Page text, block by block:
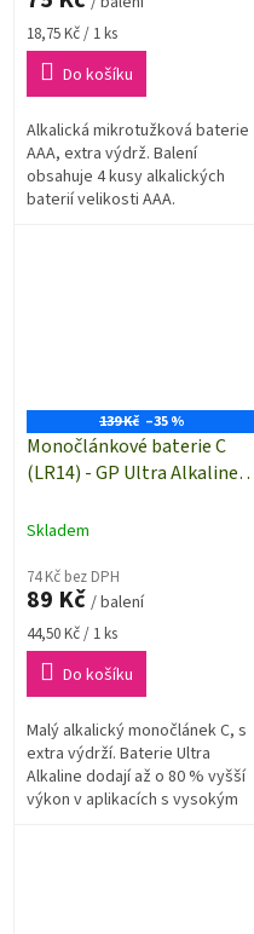
Měrná
cena:
18,75 Kč / 1 ks
Do košíku
Alkalická mikrotužková baterie
AAA, extra výdrž. Balení
obsahuje 4 kusy alkalických
baterií velikosti AAA.
139 Kč –35 %
Monočlánkové baterie C
(LR14) - GP Ultra Alkaline |
Skladem
74 Kč bez DPH
89 Kč / balení
Měrná
cena:
44,50 Kč / 1 ks
Do košíku
Malý alkalický monočlánek C, s
extra výdrží. Baterie Ultra
Alkaline dodají až o 80 % vyšší
výkon v aplikacích s vysokým